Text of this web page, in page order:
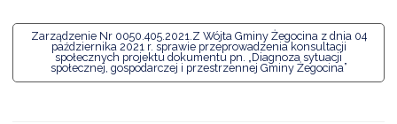
Zarządzenie Nr 0050.405.2021.Z Wójta Gminy Żegocina z dnia 04
października 2021 r. sprawie przeprowadzenia konsultacji
społecznych projektu dokumentu pn. „Diagnoza sytuacji
społecznej, gospodarczej i przestrzennej Gminy Żegocina”